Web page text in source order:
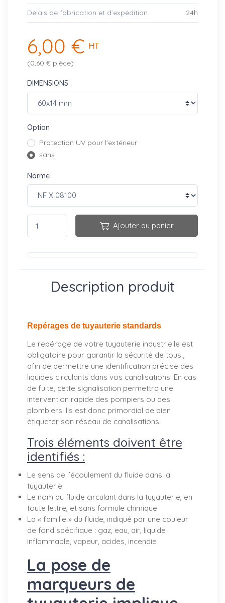
Délais de fabrication et d’expédition 24h
6,00 € HT
(0,60 € pièce)
DIMENSIONS :
Option
Protection UV pour l'extérieur
sans
Norme
Ajouter au panier
Description produit
Repérages de tuyauterie standards
Le repérage de votre tuyauterie industrielle est
obligatoire pour garantir la sécurité de tous ,
afin de permettre une identification précise des
liquides circulants dans vos canalisations. En cas
de fuite, cette signalisation permettra une
intervention rapide des pompiers ou des
plombiers. Ils est donc primordial de bien
étiqueter son réseau de canalisations.
Trois éléments doivent être
identifiés :
Le sens de l’écoulement du fluide dans la
tuyauterie
Le nom du fluide circulant dans la tuyauterie, en
toute lettre, et sans formule chimique
La « famille » du fluide, indiqué par une couleur
de fond spécifique : gaz, eau, air, liquide
inflammable, vapeur, acides, incendie
La pose de
marqueurs de